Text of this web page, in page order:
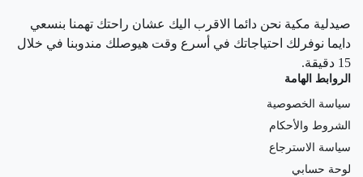
صيدلية مكية نحن دائما الاقرب اليك عشان راحتك تهمنا بنسعي
دايما نوفرلك احتياجاتك في أسرع وقت هيوصلك مندوبنا في خلال
15 دقيقة.
الروابط الهامة
سياسة الخصوصية
الشروط والأحكام
سياسة الاسترجاع
لوحة حسابي